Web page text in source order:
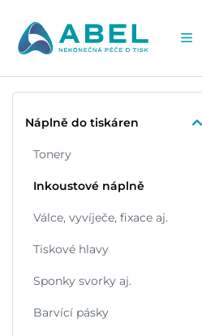
Náplně do tiskáren
Tonery
Inkoustové náplně
Válce, vyvíječe, fixace aj.
Tiskové hlavy
Sponky svorky aj.
Barvící pásky